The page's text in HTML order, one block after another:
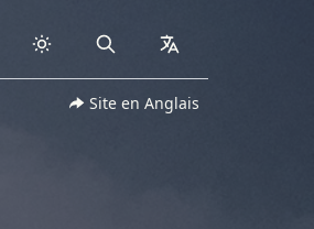
Search collapsed
Site en Anglais